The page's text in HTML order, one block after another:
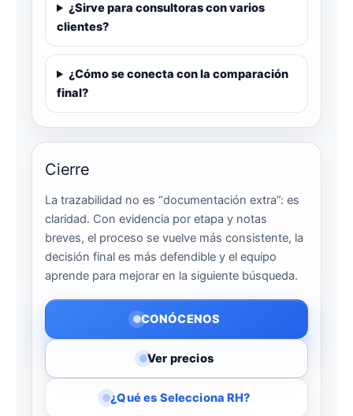
¿Sirve para consultoras con varios
clientes?
¿Cómo se conecta con la comparación
final?
Cierre
La trazabilidad no es “documentación extra”: es
claridad. Con evidencia por etapa y notas
breves, el proceso se vuelve más consistente, la
decisión final es más defendible y el equipo
aprende para mejorar en la siguiente búsqueda.
CONÓCENOS
Ver precios
¿Qué es Selecciona RH?